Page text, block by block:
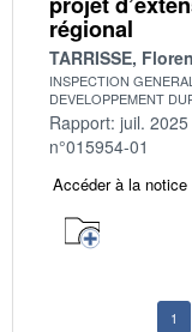
régional
TARRISSE,
INSPECTION
DEVELOPPEMENT
Rapport: juil. 2025
n°015954-01
Accéder à la notice
1